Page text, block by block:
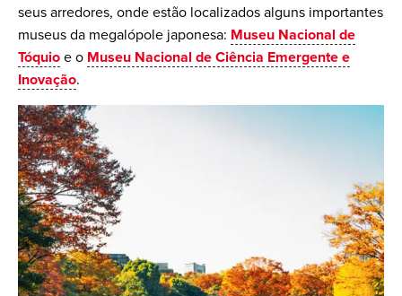
seus arredores, onde estão localizados alguns importantes
museus da megalópole japonesa: Museu Nacional de
Tóquio e o Museu Nacional de Ciência Emergente e
Inovação.